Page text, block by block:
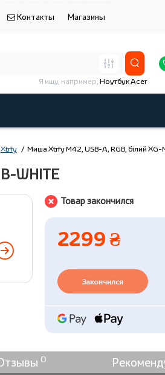
Контакты Магазины
Я ищу, например,Ноутбук Acer
Xtrfy Миша Xtrfy M42, USB-A, RGB, білий
WHITE
Товар закончился
2299 ₴
Закончился
0